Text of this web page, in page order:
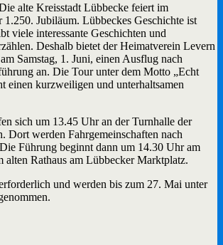
alte Kreisstadt Lübbecke feiert im
1.250. Jubiläum. Lübbeckes Geschichte ist
viele interessante Geschichten und
Deshalb bietet der Heimatverein Levern
Samstag, 1. Juni, einen Ausflug nach
an. Die Tour unter dem Motto „Echt
einen kurzweiligen und unterhaltsamen
sich um 13.45 Uhr an der Turnhalle der
Dort werden Fahrgemeinschaften nach
Führung beginnt dann um 14.30 Uhr am
alten Rathaus am Lübbecker Marktplatz.
und werden bis zum 27. Mai unter